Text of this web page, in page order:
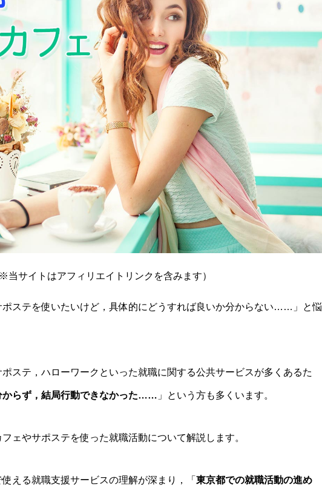
※当サイトはアフィリエイトリンクを含みます）
ポステを使いたいけど，具体的にどうすれば良いか分からない……」と悩
ステ，ハローワークといった就職に関する公共サービスが多くあるた
からず，結局行動できなかった…… 」という方も多くいます。
ェやサポステを使った就職活動について解説します。
える就職支援サービスの理解が深まり，「 東京都での就職活動の進め